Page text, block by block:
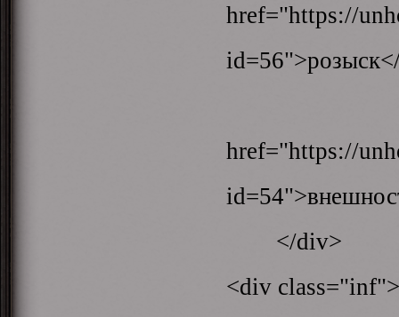
href="https://
href="https://
</div>
<div